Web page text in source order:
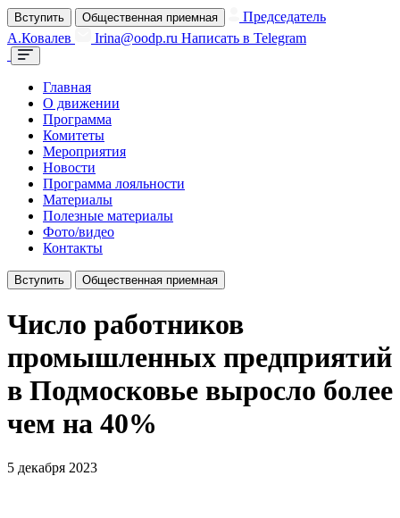
Вступить Общественная приемная
Председатель
А.Ковалев
Irina@oodp.ru Написать в Telegram
Главная
О движении
Программа
Комитеты
Мероприятия
Новости
Программа лояльности
Материалы
Полезные материалы
Фото/видео
Контакты
Вступить Общественная приемная
Число работников
промышленных предприятий
в Подмосковье выросло более
чем на 40%
5 декабря 2023